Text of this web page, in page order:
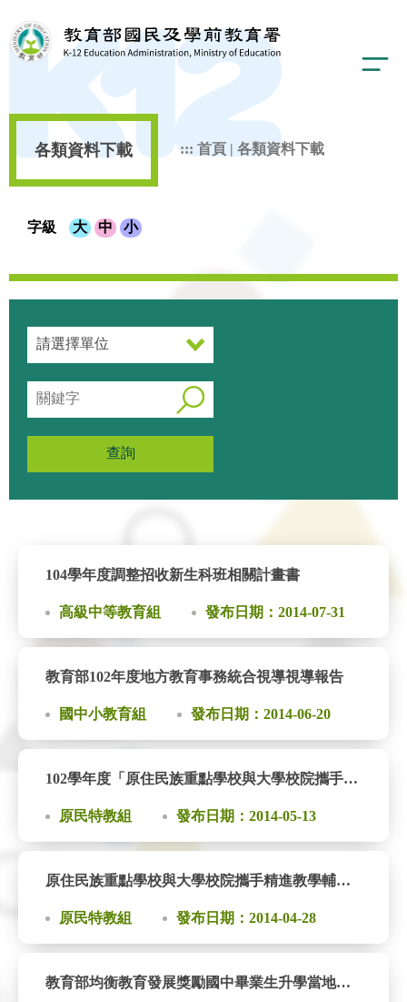
各類資料下載 ::: 首頁 | 各類資料下載
字級 大 中 小
查詢
104學年度調整招收新生科班相關計畫書
高級中等教育組 發布日期：2014-07-31
教育部102年度地方教育事務統合視導視導報告
國中小教育組 發布日期：2014-06-20
102學年度「原住民族重點學校與大學校院攜手精進教學輔導計畫」輔導訪視實施計畫
原民特教組 發布日期：2014-05-13
原住民族重點學校與大學校院攜手精進教學輔導實施計畫
原民特教組 發布日期：2014-04-28
教育部均衡教育發展獎勵國中畢業生升學當地高中職獎學金